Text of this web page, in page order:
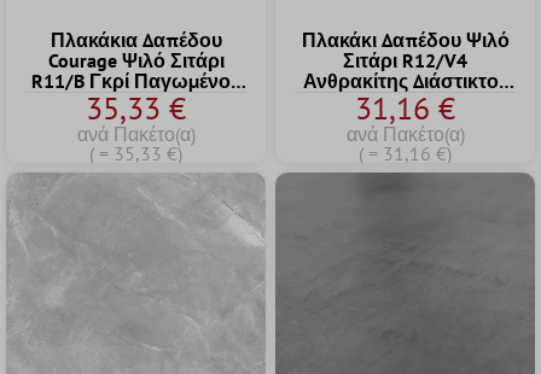
Πλακάκια Δαπέδου
Courage Ψιλό Σιτάρι
R11/B Γκρί Παγωμένος
20x20cm
35,33 €
ανά Πακέτο(α)
( = 35,33 €)
Πλακάκι Δαπέδου Ψιλό
Σιτάρι R12/V4
Ανθρακίτης Διάστικτος
15x15cm
31,16 €
ανά Πακέτο(α)
( = 31,16 €)